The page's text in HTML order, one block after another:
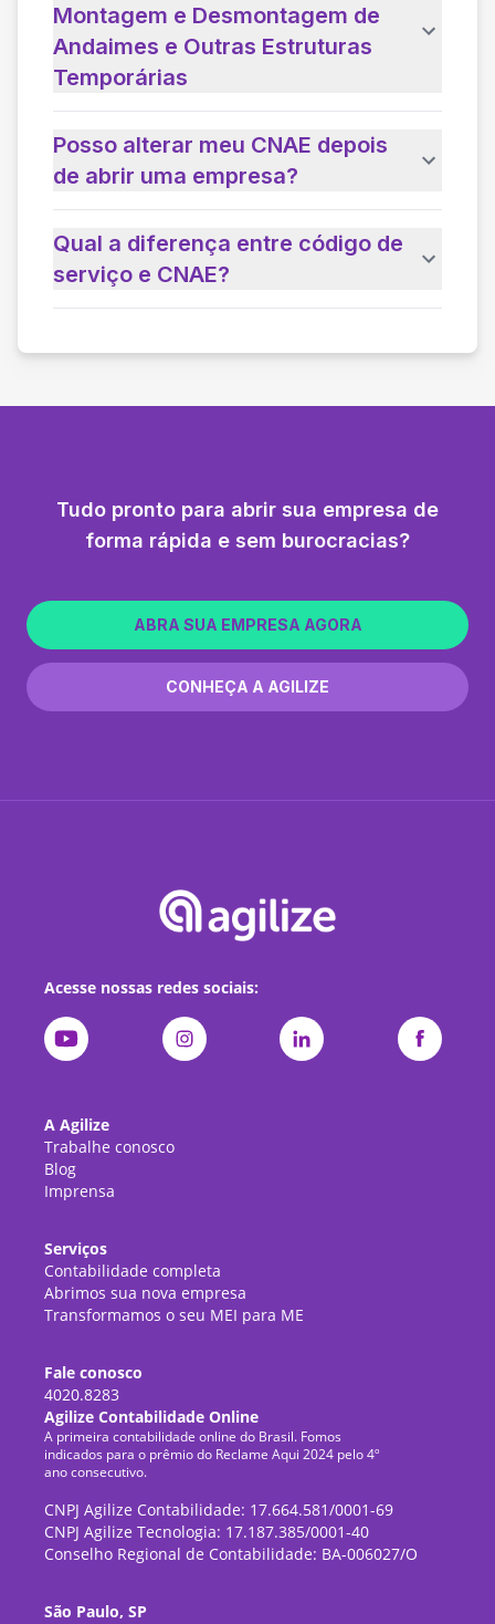
Montagem e Desmontagem de
Andaimes e Outras Estruturas
Temporárias
Posso alterar meu CNAE depois
de abrir uma empresa?
Qual a diferença entre código de
serviço e CNAE?
Tudo pronto para abrir sua empresa de
forma rápida e sem burocracias?
ABRA SUA EMPRESA AGORA
CONHEÇA A AGILIZE
Acesse nossas redes sociais:
A Agilize
Trabalhe conosco
Blog
Imprensa
Serviços
Contabilidade completa
Abrimos sua nova empresa
Transformamos o seu MEI para ME
Fale conosco
4020.8283
Agilize Contabilidade Online
A primeira contabilidade online do Brasil. Fomos
indicados para o prêmio do Reclame Aqui 2024 pelo 4º
ano consecutivo.
CNPJ Agilize Contabilidade: 17.664.581/0001-69
CNPJ Agilize Tecnologia: 17.187.385/0001-40
Conselho Regional de Contabilidade: BA-006027/O
São Paulo, SP